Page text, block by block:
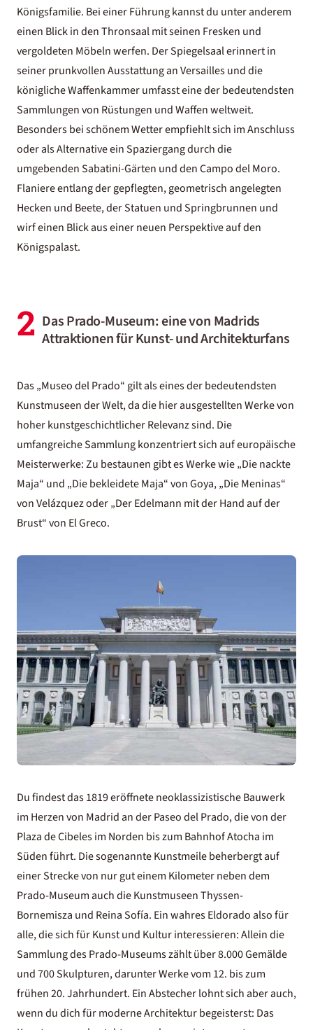
Königsfamilie. Bei einer Führung kannst du unter anderem
einen Blick in den Thronsaal mit seinen Fresken und
vergoldeten Möbeln werfen. Der Spiegelsaal erinnert in
seiner prunkvollen Ausstattung an Versailles und die
königliche Waffenkammer umfasst eine der bedeutendsten
Sammlungen von Rüstungen und Waffen weltweit.
Besonders bei schönem Wetter empfiehlt sich im Anschluss
oder als Alternative ein Spaziergang durch die
umgebenden Sabatini-Gärten und den Campo del Moro.
Flaniere entlang der gepflegten, geometrisch angelegten
Hecken und Beete, der Statuen und Springbrunnen und
wirf einen Blick aus einer neuen Perspektive auf den
Königspalast.
2 Das Prado-Museum: eine von Madrids
Attraktionen für Kunst- und Architekturfans
Das „Museo del Prado“ gilt als eines der bedeutendsten
Kunstmuseen der Welt, da die hier ausgestellten Werke von
hoher kunstgeschichtlicher Relevanz sind. Die
umfangreiche Sammlung konzentriert sich auf europäische
Meisterwerke: Zu bestaunen gibt es Werke wie „Die nackte
Maja“ und „Die bekleidete Maja“ von Goya, „Die Meninas“
von Velázquez oder „Der Edelmann mit der Hand auf der
Brust“ von El Greco.
Du findest das 1819 eröffnete neoklassizistische Bauwerk
im Herzen von Madrid an der Paseo del Prado, die von der
Plaza de Cibeles im Norden bis zum Bahnhof Atocha im
Süden führt. Die sogenannte Kunstmeile beherbergt auf
einer Strecke von nur gut einem Kilometer neben dem
Prado-Museum auch die Kunstmuseen Thyssen-
Bornemisza und Reina Sofía. Ein wahres Eldorado also für
alle, die sich für Kunst und Kultur interessieren: Allein die
Sammlung des Prado-Museums zählt über 8.000 Gemälde
und 700 Skulpturen, darunter Werke vom 12. bis zum
frühen 20. Jahrhundert. Ein Abstecher lohnt sich aber auch,
wenn du dich für moderne Architektur begeisterst: Das